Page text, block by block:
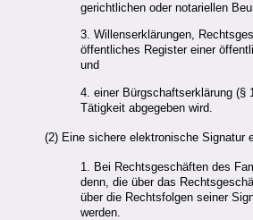
gerichtlichen oder notariellen
3. Willenserklärungen,
öffentliches Register einer
und
4. einer Bürgschaftserklärung (§
Tätigkeit abgegeben wird.
(2) Eine sichere elektronische Signatur
1. Bei Rechtsgeschäften des
denn, die über das
über die Rechtsfolgen seiner
werden.